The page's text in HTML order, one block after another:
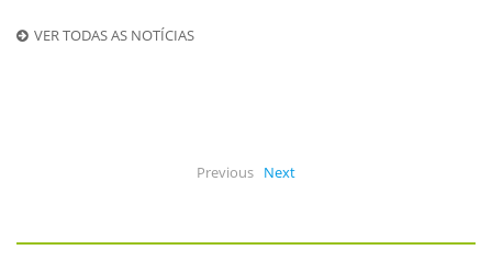
VER TODAS AS NOTÍCIAS
Previous Next